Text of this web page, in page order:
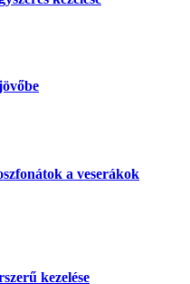
a veserákok
kezelése